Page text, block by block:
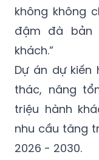
không không
đậm đà bản
khách.”
Dự án dự
thác, nâng
triệu hành
nhu cầu tăng
2026 - 2030.